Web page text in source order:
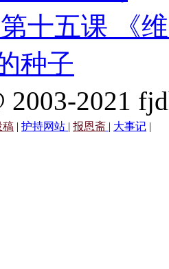
十五课 《
种子
2003-2021
稿 | 护持网站 | 报恩斋 | 大事记 |